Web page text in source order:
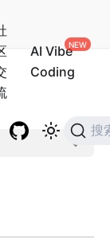
AI Vibe
Coding
搜